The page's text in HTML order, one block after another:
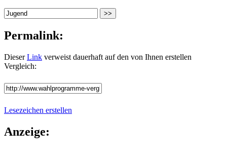
Permalink:
DieserLink verweist dauerhaft auf den von Ihnen erstellen
Vergleich:
Lesezeichen erstellen
Anzeige: